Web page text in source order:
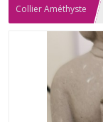
Collier Améthyste